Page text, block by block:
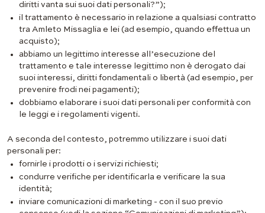
diritti vanta sui suoi dati personali?”);
il trattamento è necessario in relazione a qualsiasi contratto
tra Amleto Missaglia e lei (ad esempio, quando effettua un
acquisto);
abbiamo un legittimo interesse all’esecuzione del
trattamento e tale interesse legittimo non è derogato dai
suoi interessi, diritti fondamentali o libertà (ad esempio, per
prevenire frodi nei pagamenti);
dobbiamo elaborare i suoi dati personali per conformità con
le leggi e i regolamenti vigenti.
A seconda del contesto, potremmo utilizzare i suoi dati
personali per:
fornirle i prodotti o i servizi richiesti;
condurre verifiche per identificarla e verificare la sua
identità;
inviare comunicazioni di marketing - con il suo previo